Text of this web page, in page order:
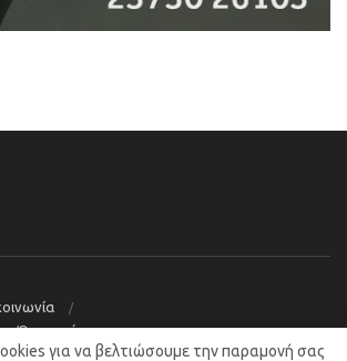
– Όροι χρήσης
για να βελτιώσουμε την παραμονή σας